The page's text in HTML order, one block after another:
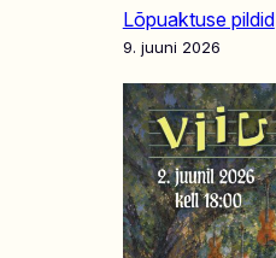
Lõpuaktuse pildid
9. juuni 2026